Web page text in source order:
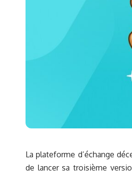
La plateforme d’échange
de lancer sa troisième